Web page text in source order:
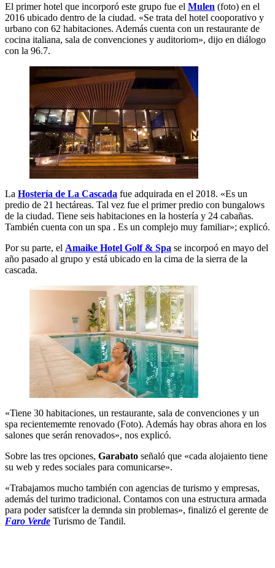
El primer hotel que incorporó este grupo fue el Mulen (foto) en el
2016 ubicado dentro de la ciudad. «Se trata del hotel cooporativo y
urbano con 62 habitaciones. Además cuenta con un restaurante de
cocina italiana, sala de convenciones y auditoriom», dijo en diálogo
con la 96.7.
La Hostería de La Cascada fue adquirada en el 2018. «Es un
predio de 21 hectáreas. Tal vez fue el primer predio con bungalows
de la ciudad. Tiene seis habitaciones en la hostería y 24 cabañas.
También cuenta con un spa . Es un complejo muy familiar»; explicó.
Por su parte, el Amaike Hotel Golf & Spa se incorpoó en mayo del
año pasado al grupo y está ubicado en la cima de la sierra de la
cascada.
«Tiene 30 habitaciones, un restaurante, sala de convenciones y un
spa recientememte renovado (Foto). Además hay obras ahora en los
salones que serán renovados», nos explicó.
Sobre las tres opciones, Garabato señaló que «cada alojaiento tiene
su web y redes sociales para comunicarse».
«Trabajamos mucho también con agencias de turismo y empresas,
además del turimo tradicional. Contamos con una estructura armada
para poder satisfcer la demnda sin problemas», finalizó el gerente de
Faro Verde Turismo de Tandil.